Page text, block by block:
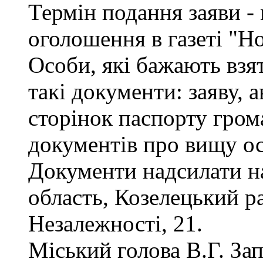
Термін подання заяви -
оголошення в газеті
Особи, які бажають
такі документи: заяву,
сторінок паспорту
документів про вищу
Документи надсилати
область, Козелецький
Незалежності, 21.
Міський голова В.Г.